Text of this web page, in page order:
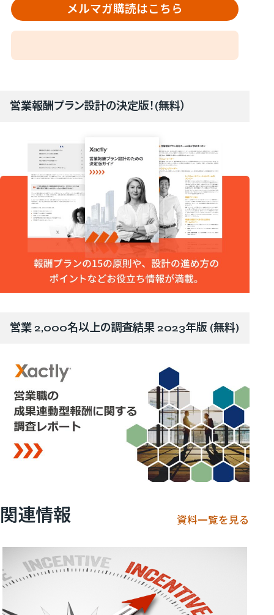
メルマガ購読はこちら
営業報酬プラン設計の決定版！(無料）
営業 2,000名以上の調査結果 2023年版 (無料)
関連情報 資料一覧を見る